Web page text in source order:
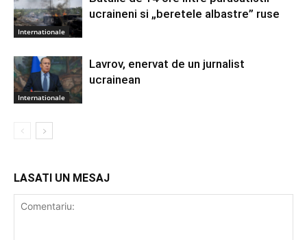
Internationale
ucraineni si „beretele albastre” ruse
Internationale
Lavrov, enervat de un jurnalist
ucrainean
LASATI UN MESAJ